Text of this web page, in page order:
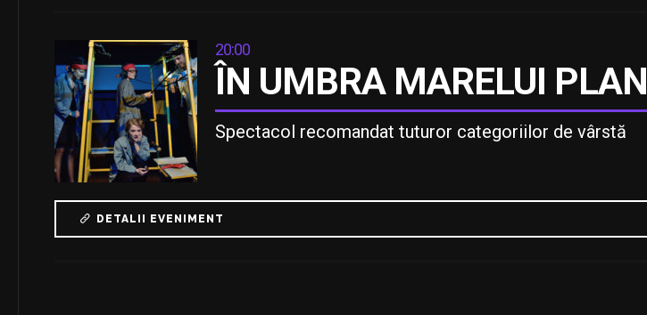
20:00
ÎN UMBRA MARELUI PLAN
Spectacol recomandat tuturor categoriilor de vârstă
DETALII EVENIMENT